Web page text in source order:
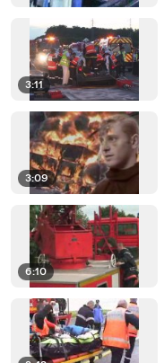
3:11
3:09
6:10